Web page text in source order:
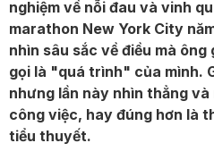
nghiệm về nỗi đau và vinh
marathon New York City
nhìn sâu sắc về điều mà
gọi là "quá trình" của mình.
nhưng lần này nhìn thẳng
công việc, hay đúng hơn là
tiểu thuyết.